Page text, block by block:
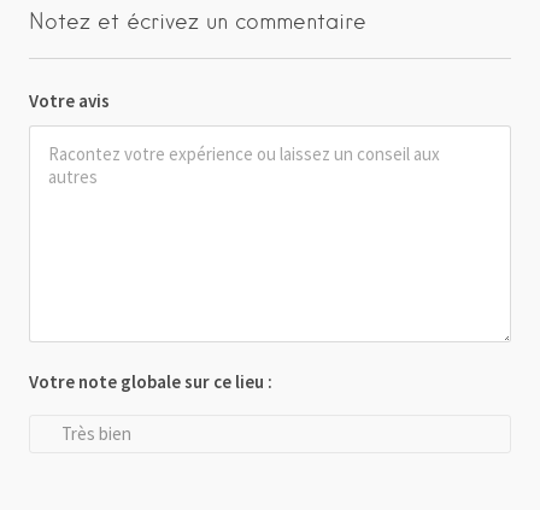
Notez et écrivez un commentaire
Votre avis
Votre note globale sur ce lieu :
Très bien